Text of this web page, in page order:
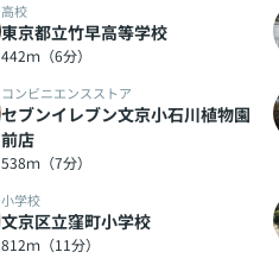
高校
東京都立竹早高等学校
442ｍ（6分）
コンビニエンスストア
セブンイレブン文京小石川植物園
前店
538ｍ（7分）
小学校
文京区立窪町小学校
812ｍ（11分）